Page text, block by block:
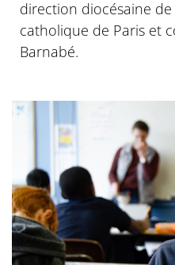
direction diocésaine de
catholique de Paris et
Barnabé.